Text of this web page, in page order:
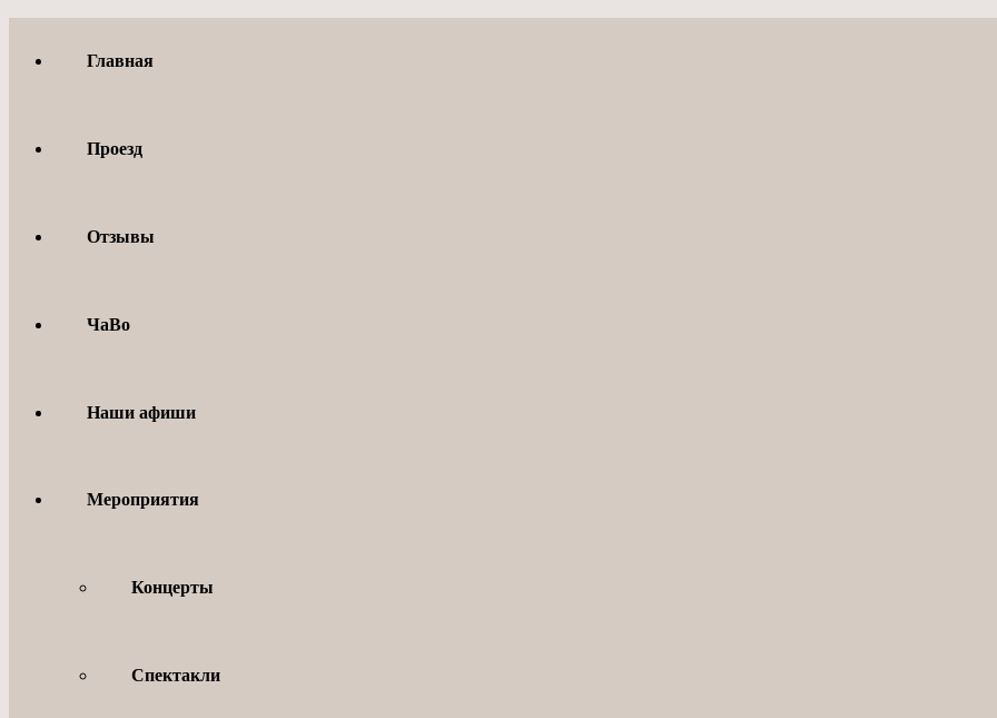
содержимомуГлавная
Проезд
Отзывы
ЧаВо
Наши афиши
Мероприятия
Концерты
Спектакли